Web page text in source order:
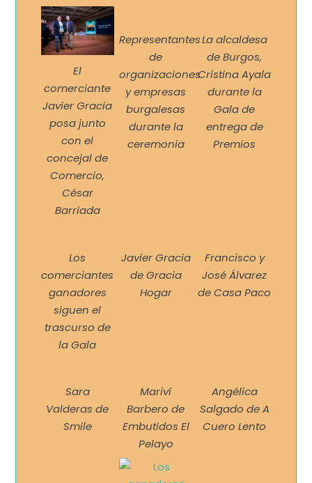
El
comerciante
Javier Gracia
posa junto
con el
concejal de
Comercio,
César
Barriada
Representantes
de
organizaciones
y empresas
burgalesas
durante la
ceremonia
La alcaldesa
de Burgos,
Cristina Ayala
durante la
Gala de
entrega de
Premios
Los
comerciantes
ganadores
siguen el
trascurso de
la Gala
Javier Gracia
de Gracia
Hogar
Francisco y
José Álvarez
de Casa Paco
Sara
Valderas de
Smile
Mariví
Barbero de
Embutidos El
Pelayo
Angélica
Salgado de A
Cuero Lento